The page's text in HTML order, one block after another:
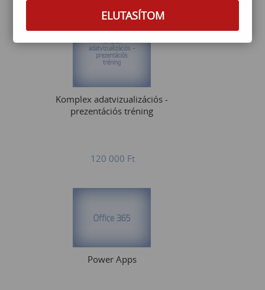
Komplex adatvizualizációs -
prezentációs tréning
120 000 Ft
Power Apps
ELUTASÍTOM